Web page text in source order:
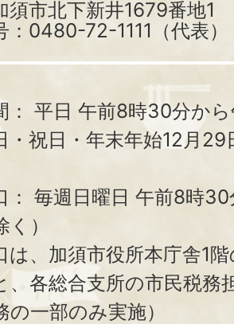
須市北下新井1679番地1
：0480-72-1111（代表）
平日 午前8時30分か
・祝日・年末年始12月
毎週日曜日 午前8時
）
は、加須市役所本庁舎1
、 各総合支所の市民税務
の一部のみ実施）